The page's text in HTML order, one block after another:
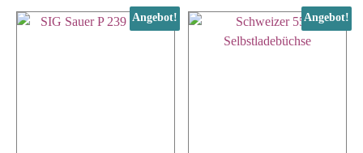
Angebot! Angebot!